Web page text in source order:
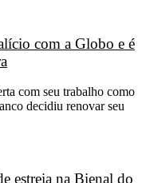
com a Globo e é
com seu trabalho como
decidiu renovar seu
estreia na Bienal do